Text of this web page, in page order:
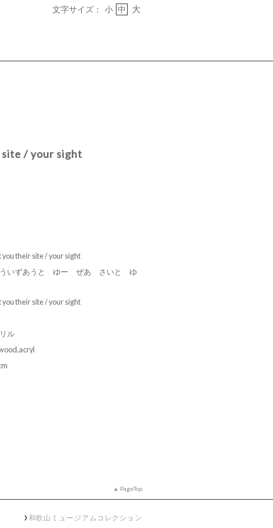
文字サイズ： 小 中 大
/ your sight
their site / your sight
いずあうと ゆー ぜあ さいと ゆ
their site / your sight
ル
PageTop
和歌山ミュージアムコレクション